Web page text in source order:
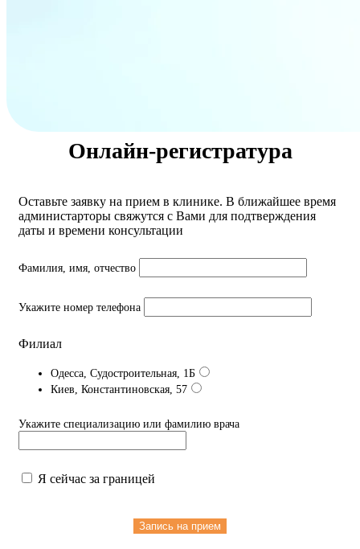
Онлайн-регистратура
Оставьте заявку на прием в клинике. В ближайшее время
администарторы свяжутся с Вами для подтверждения
даты и времени консультации
Фамилия, имя, отчество
Укажите номер телефона
Филиал
Одесса, Судостроительная, 1Б
Киев, Константиновская, 57
Укажите специализацию или фамилию врача
Я сейчас за границей
Запись на прием